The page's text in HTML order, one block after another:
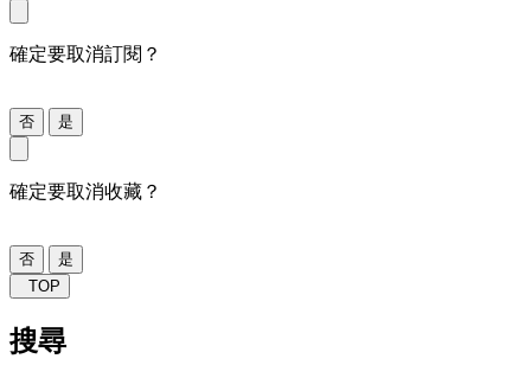
確定要取消訂閱？
否 是
確定要取消收藏？
否
是
TOP
搜尋